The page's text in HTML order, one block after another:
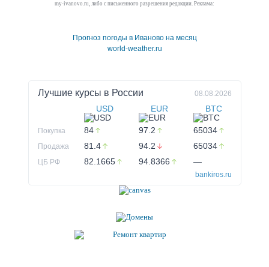
my-ivanovo.ru, либо с письменного разрешения редакции. Реклама:
Прогноз погоды в Иваново на месяц
world-weather.ru
Лучшие курсы в России 08.08.2026
USD EUR BTC
Покупка 84 97.2 65034
Продажа 81.4 94.2 65034
ЦБ РФ 82.1665 94.8366 —
bankiros.ru